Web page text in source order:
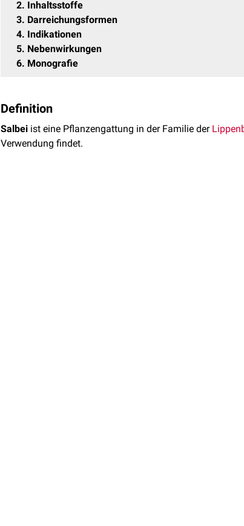
2 Inhaltsstoffe
3 Darreichungsformen
4 Indikationen
5 Nebenwirkungen
6 Monografie
Definition
Salbei ist eine Pflanzengattung in der Familie der
Verwendung findet.